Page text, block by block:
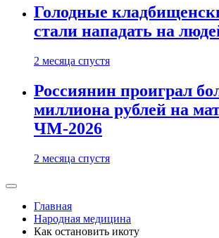
Голодные
стали нападать на
2 месяца спустя
Россиянин проиграл
миллиона рублей на
ЧМ-2026
2 месяца спустя
Главная
Народная медицина
Как остановить икоту